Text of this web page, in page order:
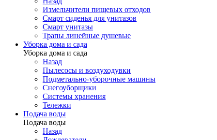
Измельчители пищевых отходов
Смарт сиденья для унитазов
Смарт унитазы
Трапы линейные душевые
Уборка дома и сада
Уборка дома и сада
Назад
Пылесосы и воздуходувки
Подметально-уборочные машины
Снегоуборщики
Системы хранения
Тележки
Подача воды
Подача воды
Назад